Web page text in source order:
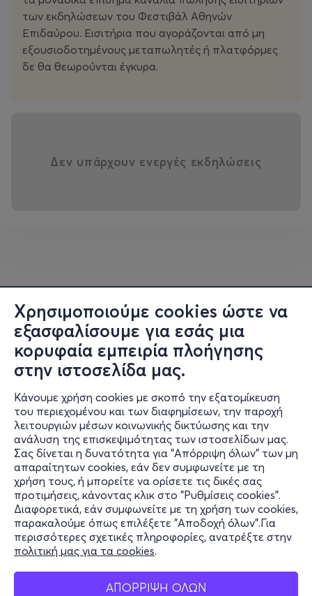
Χρησιμοποιούμε cookies ώστε να
εξασφαλίσουμε για εσάς μια
κορυφαία εμπειρία πλοήγησης
στην ιστοσελίδα μας.
Κάνουμε χρήση cookies με σκοπό την εξατομίκευση
του περιεχομένου και των διαφημίσεων, την παροχή
λειτουργιών μέσων κοινωνικής δικτύωσης και την
ανάλυση της επισκεψιμότητας των ιστοσελίδων μας.
Σας δίνεται η δυνατότητα για "Απόρριψη όλων" των μη
απαραίτητων cookies, εάν δεν συμφωνείτε με τη
χρήση τους, ή μπορείτε να ορίσετε τις δικές σας
προτιμήσεις, κάνοντας κλικ στο "Ρυθμίσεις cookies".
Διαφορετικά, εάν συμφωνείτε με τη χρήση των cookies,
παρακαλούμε όπως επιλέξετε "Αποδοχή όλων".Για
περισσότερες σχετικές πληροφορίες, ανατρέξτε στην
πολιτική μας για τα cookies.
ΑΠΟΡΡΙΨΗ ΟΛΩΝ
προγράμματος, μεταγράφεται και ανασυντίθεται. Η in
situ εγκατάσταση No Time to Fly Documentation
Center, σε σύλληψη του Laurent Pichaud, οδηγεί το
κοινό στο αρχειακό και κειμενικό σύμπαν της
χορογράφου, ενώ η νέα έκδοση στα ελληνικά του Using
σημείο Deborah Hay συγκροτεί μια πολυεπίπεδη
Πριν από την παράσταση θα πραγματοποιηθεί lecture-
ρerformance (σε ελληνικά και αγγλικά) από τον Laurent
Pichaud και την Μυρτώ Κατσίκη, με περιορισμένο
αριθμό συμμετεχόντων (κράτηση θέσης κατόπιν της
αγοράς εισιτηρίου).
Η lecture-ρerformance, εντός της in
situεγκατάστασηςNo Time to Fly - Documentation Center
παρουσιάζει αρχειακό και οπτικοακουστικό υλικό γύρω
από τη σχέση της Deborah Hay με τη γλώσσα ως
χορογραφικό εργαλείο.
των εκδηλώσεων του Φεστιβάλ Αθηνών
Επιδαύρου. Εισιτήρια που αγοράζονται από μη
εξουσιοδοτημένους μεταπωλητές ή πλατφόρμες
δε θα θεωρούνται έγκυρα.
Δεν υπάρχουν ενεργές εκδηλώσεις
Πληροφορίες
Υποστήριξη
Stay Connected
Mobile app